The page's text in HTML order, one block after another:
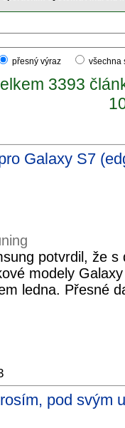
přesný výraz
3393
Galaxy S7
potvrdil, že s
modely
ledna. Přesné
pod svým